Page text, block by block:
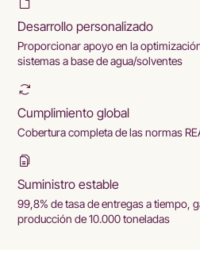
Desarrollo personalizado
Proporcionar apoyo en la
sistemas a base de agua/solventes
Cumplimiento global
Cobertura completa de las normas
Suministro estable
99,8% de tasa de entregas a tiempo,
producción de 10.000 toneladas